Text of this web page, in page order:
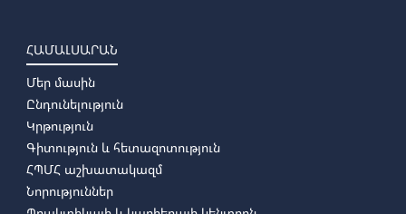
ՀԱՄԱԼՍԱՐԱՆ
Մեր մասին
Ընդունելություն
Կրթություն
Գիտություն և հետազոտություն
ՀՊՄՀ աշխատակազմ
Նորություններ